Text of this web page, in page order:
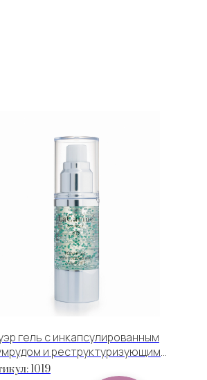
гель с инкапсулированным
и реструктуризующим
1019